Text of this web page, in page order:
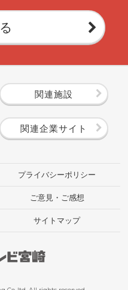
関連施設
関連企業サイト
プライバシーポリシー
ご意見・ご感想
サイトマップ